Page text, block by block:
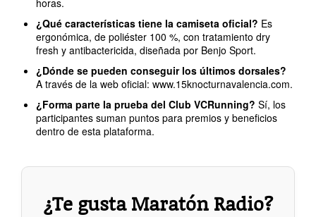
¿Qué características tiene la camiseta oficial? Es
ergonómica, de poliéster 100 %, con tratamiento dry
fresh y antibactericida, diseñada por Benjo Sport.
¿Dónde se pueden conseguir los últimos dorsales?
A través de la web oficial: www.15knocturnavalencia.com.
¿Forma parte la prueba del Club VCRunning? Sí, los
participantes suman puntos para premios y beneficios
dentro de esta plataforma.
¿Te gusta Maratón Radio?